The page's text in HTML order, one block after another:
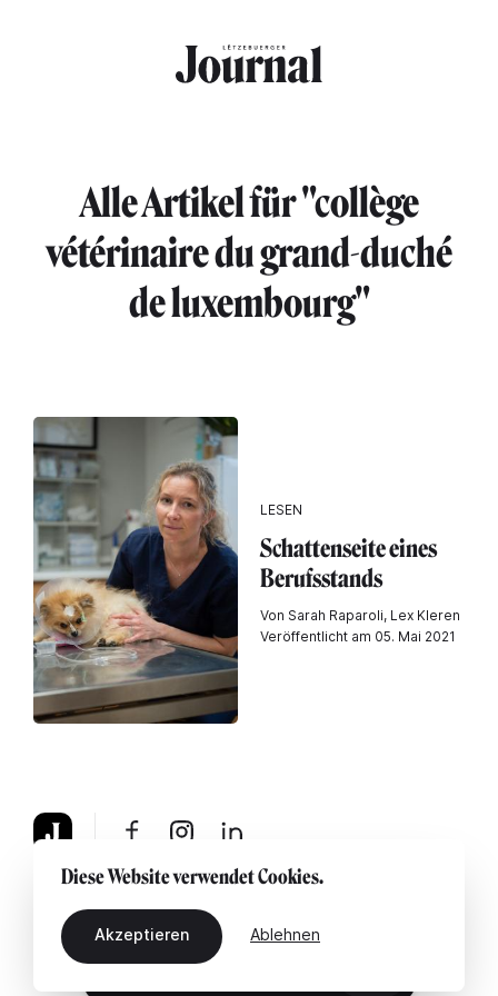
Alle Artikel für "collège
vétérinaire du grand-duché
de luxembourg"
LESEN
Schattenseite eines
Berufsstands
Von Sarah Raparoli, Lex Kleren
Veröffentlicht am 05. Mai 2021
Über uns Rechtshinweis Kontaktiere uns
Diese Website verwendet Cookies.
Akzeptieren Ablehnen